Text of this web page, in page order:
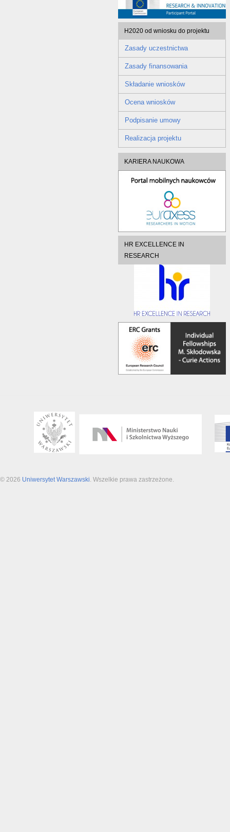
H2020 od wniosku do projektu
Zasady uczestnictwa
Zasady finansowania
Składanie wniosków
Ocena wniosków
Podpisanie umowy
Realizacja projektu
KARIERA NAUKOWA
HR EXCELLENCE IN
RESEARCH
© 2026 Uniwersytet Warszawski . Wszelkie prawa zastrzeżone.